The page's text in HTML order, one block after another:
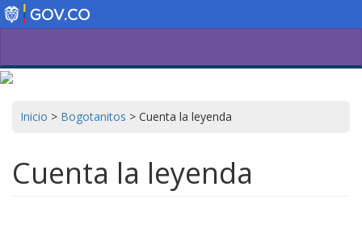
Pasar
al
Inicio > Bogotanitos > Cuenta la leyenda
Cuenta la leyenda